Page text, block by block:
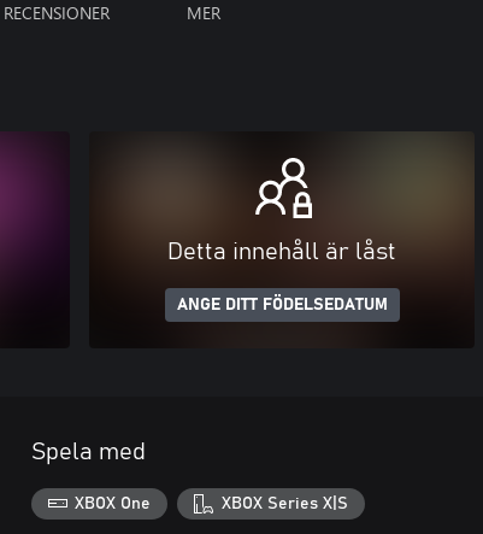
RECENSIONER MER
Detta innehåll är låst
ANGE DITT FÖDELSEDATUM
Spela med
XBOX One XBOX Series X|S